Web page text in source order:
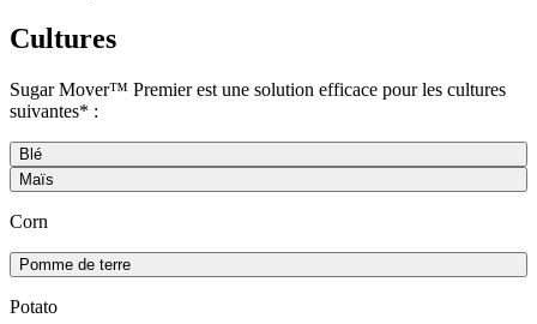
Cultures
Sugar Mover™ Premier est une solution efficace pour les cultures
suivantes* :
Blé
Maïs
Corn
Pomme de terre
Potato